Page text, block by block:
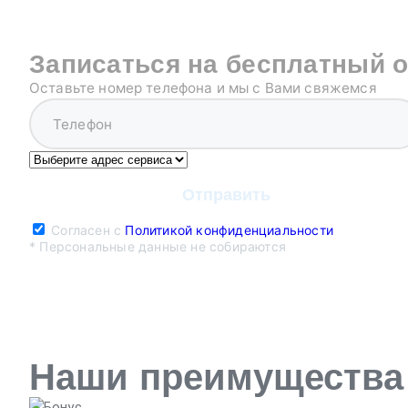
Записаться на бесплатный
Оставьте номер телефона и мы с Вами свяжемся
Согласен с Политикой конфиденциальности
* Персональные данные не собираются
Наши преимущества